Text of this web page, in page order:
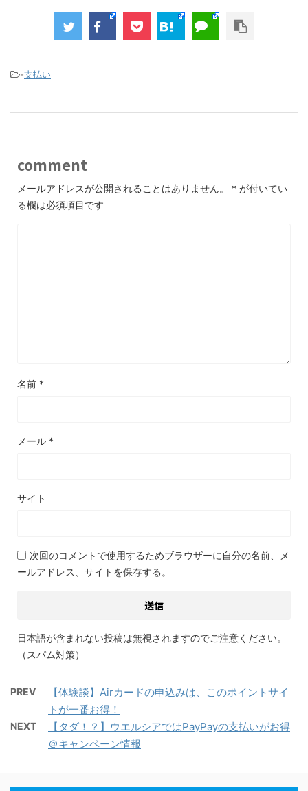
-支払い
comment
メールアドレスが公開されることはありません。 * が付いてい
る欄は必須項目です
名前 *
メール *
サイト
次回のコメントで使用するためブラウザーに自分の名前、メ
ールアドレス、サイトを保存する。
日本語が含まれない投稿は無視されますのでご注意ください。
（スパム対策）
PREV
【体験談】Airカードの申込みは、このポイントサイ
トが一番お得！
NEXT
【タダ！？】ウエルシアではPayPayの支払いがお得
＠キャンペーン情報